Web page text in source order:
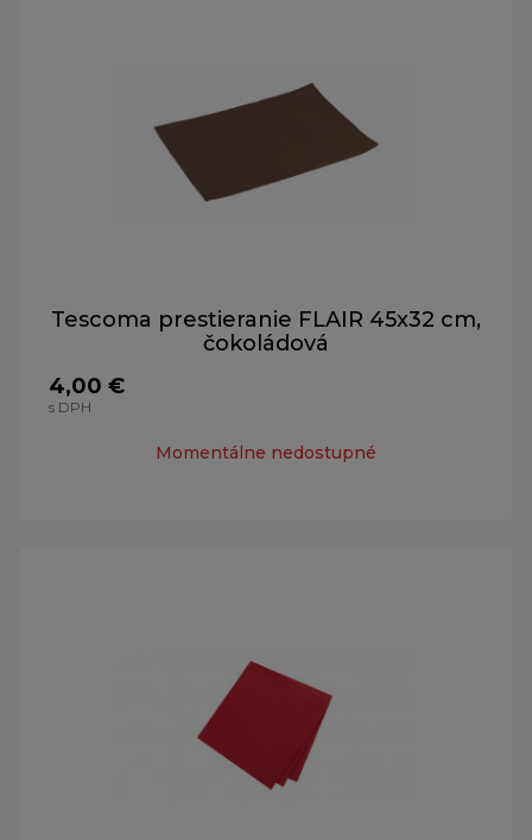
Tescoma prestieranie FLAIR 45x32 cm,
čokoládová
4,00 €
s DPH
Momentálne nedostupné